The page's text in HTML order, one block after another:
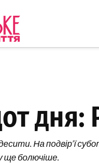
дня:
На подвір’ї
ще болючіше.